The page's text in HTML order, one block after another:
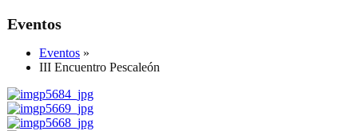
Eventos
Eventos »
III Encuentro Pescaleón